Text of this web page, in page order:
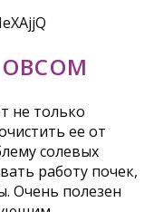
не только
ее от
солевых
работу почек,
Очень полезен